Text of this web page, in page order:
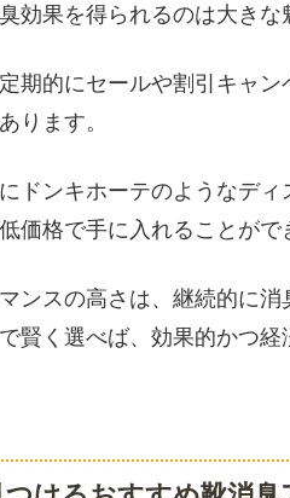
効果を得られるのは大きな
期的にセールや割引キャ
ります。
ドンキホーテのようなデ
価格で手に入れることがで
ンスの高さは、継続的に
賢く選べば、効果的かつ